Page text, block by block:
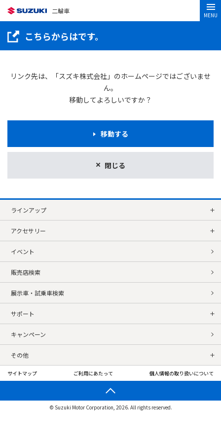
二輪車
MENU
こちらからはです。
リンク先は、「スズキ株式会社」のホームページではございませ
ん。
移動してよろしいですか？
閉じる
移動する
ラインアップ
アクセサリー
イベント
販売店検索
展示車・試乗車検索
サポート
キャンペーン
その他
サイトマップ ご利用にあたって 個人情報の取り扱いについて
© Suzuki Motor Corporation, 2026. All rights reserved.